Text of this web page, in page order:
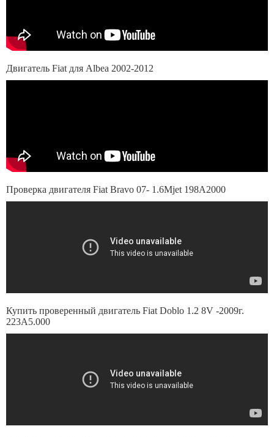
Двигатель Fiat для Albea 2002-2012
Проверка двигателя Fiat Bravo 07- 1.6Mjet 198A2000
Купить проверенный двигатель Fiat Doblo 1.2 8V -2009г.
223A5.000